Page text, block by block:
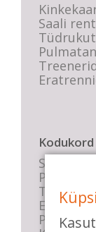
Saali
Kodukord
Stuudio
E-poe